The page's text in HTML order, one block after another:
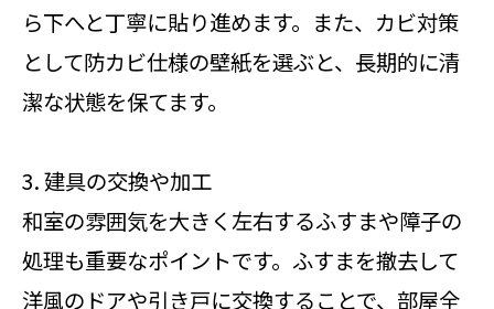
ら下へと丁寧に貼り進めます。また、カビ対策
として防カビ仕様の壁紙を選ぶと、長期的に清
潔な状態を保てます。
3. 建具の交換や加工
和室の雰囲気を大きく左右するふすまや障子の
処理も重要なポイントです。ふすまを撤去して
洋風のドアや引き戸に交換することで、部屋全